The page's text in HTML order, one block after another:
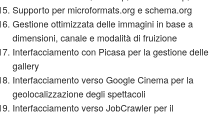
Supporto per microformats.org e schema.org
Gestione ottimizzata delle immagini in base a
dimensioni, canale e modalità di fruizione
Interfacciamento con Picasa per la gestione delle
gallery
Interfacciamento verso Google Cinema per la
geolocalizzazione degli spettacoli
Interfacciamento verso JobCrawler per il